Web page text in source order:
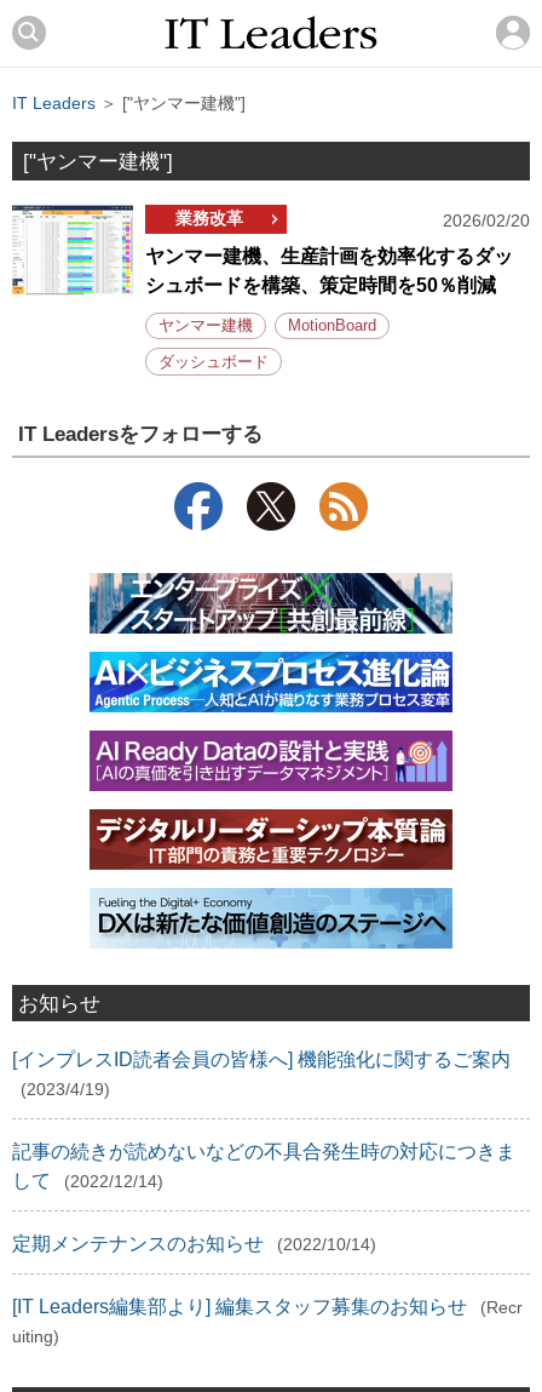
IT Leaders ＞ ["ヤンマー建機"]
["ヤンマー建機"]
業務改革 2026/02/20
ヤンマー建機、生産計画を効率化するダッ
シュボードを構築、策定時間を50％削減
ヤンマー建機 MotionBoard
ダッシュボード
IT Leadersをフォローする
お知らせ
[インプレスID読者会員の皆様へ] 機能強化に関するご案内
(2023/4/19)
記事の続きが読めないなどの不具合発生時の対応につきま
して
(2022/12/14)
定期メンテナンスのお知らせ (2022/10/14)
[IT Leaders編集部より] 編集スタッフ募集のお知らせ
(Recr
uiting)